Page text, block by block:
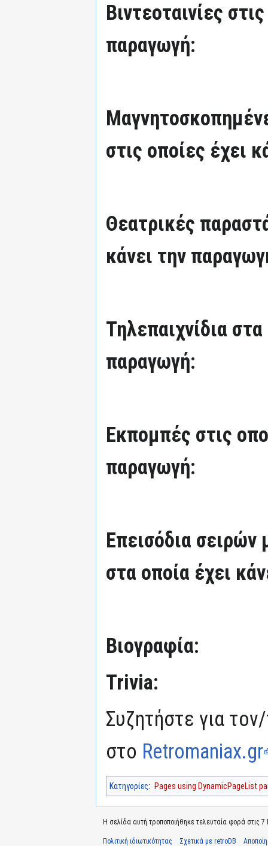
Βιντεοταινίες
παραγωγή:
στις οποίες έχει
Θεατρικές
κάνει την
Τηλεπαιχνίδια
παραγωγή:
Εκπομπές στις
παραγωγή:
Επεισόδια
στα οποία έχει
Βιογραφία:
Trivia:
Συζητήστε για
στο Retromaniax.gr
Κατηγορίες: Pages using DynamicPageList
Η σελίδα αυτή τροποποιήθηκε τελευταία φορά στις 7
Πολιτική ιδιωτικότητας Σχετικά με retroDB